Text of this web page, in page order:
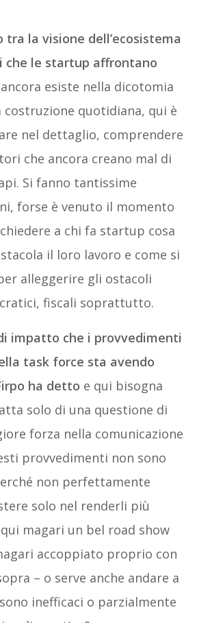
tra la visione dell’ecosistema
che le startup affrontano
esiste nella dicotomia
costruzione quotidiana, qui è
nel dettaglio, comprendere
che ancora creano mal di
Si fanno tantissime
forse è venuto il momento
a chi fa startup cosa
il loro lavoro e come si
alleggerire gli ostacoli
fiscali soprattutto.
impatto che i provvedimenti
task force sta avendo
ha detto e qui bisogna
solo di una questione di
forza nella comunicazione
provvedimenti non sono
non perfettamente
solo nel renderli più
magari un bel road show
accoppiato proprio con
– o serve anche andare a
inefficaci o parzialmente